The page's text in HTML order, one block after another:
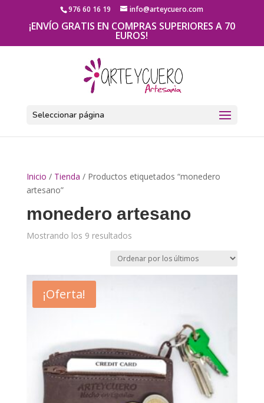
976 60 16 19 info@arteycuero.com
¡ENVÍO GRATIS EN COMPRAS SUPERIORES A 70
EUROS!
Seleccionar página
Inicio / Tienda / Productos etiquetados “monedero
artesano”
monedero artesano
Mostrando los 9 resultados
¡Oferta!